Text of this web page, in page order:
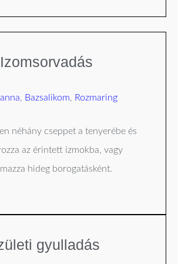
Izomsorvadás
, Bazsalikom, Rozmaring
néhány cseppet a tenyerébe és
az érintett izmokba, vagy
hideg borogatásként.
gyulladás